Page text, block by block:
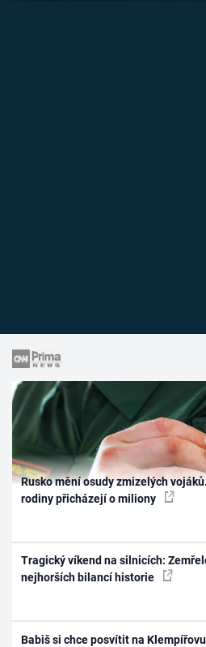
Rusko mění osudy zmizelých
rodiny přicházejí o miliony
Tragický víkend na silnicích:
nejhorších bilancí historie
Babiš si chce posvítit na